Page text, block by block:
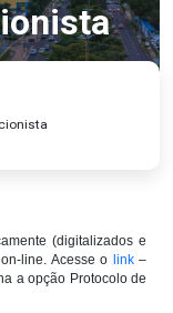
(digitalizados e
line. Acesse o link–
a opção Protocolo de